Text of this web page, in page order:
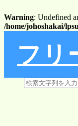
Warning: Undefined
/home/johoshakai/
フリ